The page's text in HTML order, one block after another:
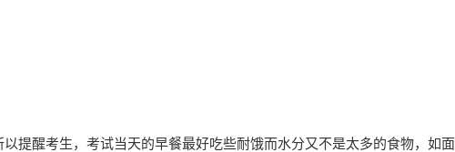
提醒考生，考试当天的早餐最好吃些耐饿而水分又不是太多的食物，如